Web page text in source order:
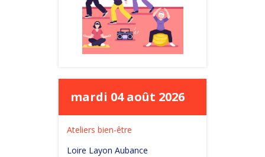
mardi 04 août 2026
Ateliers bien-être
Loire Layon Aubance